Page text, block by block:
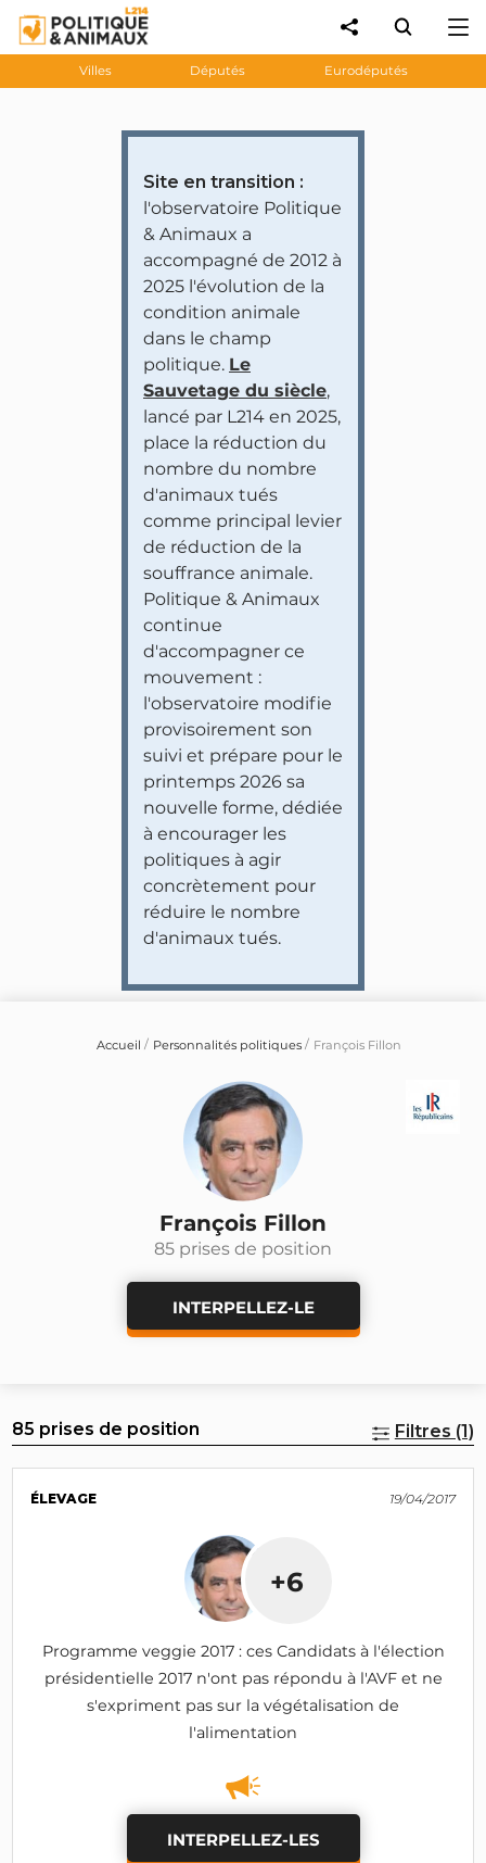
Villes Députés Eurodéputés
Site en transition :
l'observatoire Politique
& Animaux a
accompagné de 2012 à
2025 l'évolution de la
condition animale
dans le champ
politique. Le
Sauvetage du siècle,
lancé par L214 en 2025,
place la réduction du
nombre du nombre
d'animaux tués
comme principal levier
de réduction de la
souffrance animale.
Politique & Animaux
continue
d'accompagner ce
mouvement :
l'observatoire modifie
provisoirement son
suivi et prépare pour le
printemps 2026 sa
nouvelle forme, dédiée
à encourager les
politiques à agir
concrètement pour
réduire le nombre
d'animaux tués.
Accueil Personnalités politiques François Fillon
François Fillon
85 prises de position
INTERPELLEZ-LE
85 prises de position Filtres (1)
ÉLEVAGE 19/04/2017
+6
Programme veggie 2017 : ces Candidats à l'élection
présidentielle 2017 n'ont pas répondu à l'AVF et ne
s'expriment pas sur la végétalisation de
l'alimentation
INTERPELLEZ-LES